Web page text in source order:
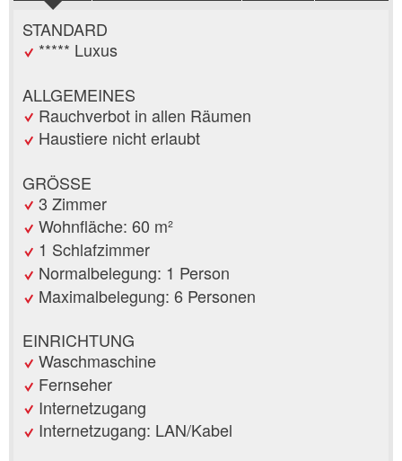
STANDARD
***** Luxus
ALLGEMEINES
Rauchverbot in allen Räumen
Haustiere nicht erlaubt
GRÖSSE
3 Zimmer
Wohnfläche: 60 m²
1 Schlafzimmer
Normalbelegung: 1 Person
Maximalbelegung: 6 Personen
EINRICHTUNG
Waschmaschine
Fernseher
Internetzugang
Internetzugang: LAN/Kabel